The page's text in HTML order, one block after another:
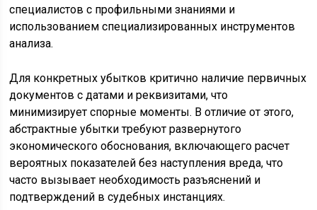
специалистов с профильными знаниями и
использованием специализированных инструментов
анализа.
Для конкретных убытков критично наличие первичных
документов с датами и реквизитами, что
минимизирует спорные моменты. В отличие от этого,
абстрактные убытки требуют развернутого
экономического обоснования, включающего расчет
вероятных показателей без наступления вреда, что
часто вызывает необходимость разъяснений и
подтверждений в судебных инстанциях.